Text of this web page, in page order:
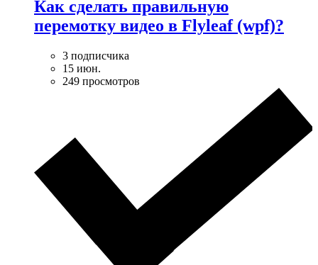
Как сделать правильную
перемотку видео в Flyleaf (wpf)?
3 подписчика
15 июн.
249 просмотров